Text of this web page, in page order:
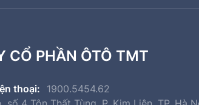
CỔ PHẦN ÔTÔ TMT
thoại:
1900.5454.62